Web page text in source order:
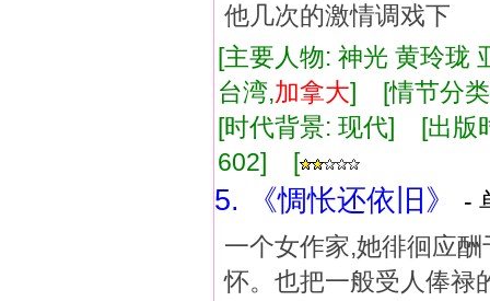
他几次的激情调戏
[主要人物: 神光 黄玲珑
台湾,加拿大] [情节分
[时代背景: 现代] [出
602] [
5. 《惆怅还依旧》
-
一个女作家,她徘徊应
怀。也把一般受人俸禄